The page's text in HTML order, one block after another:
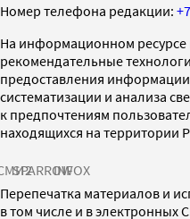
Номер телефона редакции:
На информационном
рекомендательные
предоставления
систематизации и анализа
к предпочтениям
находящихся на территории
SPARROWINFOX
Перепечатка материалов и
в том числе и в